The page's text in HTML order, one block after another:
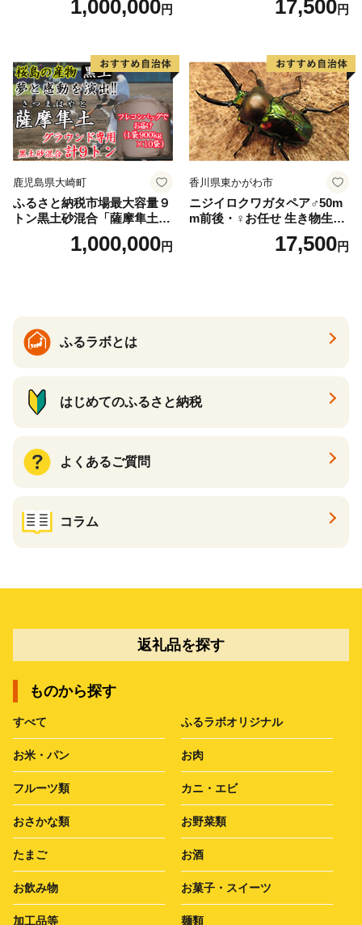
1,000,000円 17,500円
鹿児島県大崎町
ふるさと納税市場最大容量９
トン黒土砂混合「薩摩隼土」
（夢と感動の演出のグラウン
1,000,000円
香川県東かがわ市
ニジイロクワガタペア♂50m
m前後・♀お任せ 生き物生き
17,500円
ふるラボとは
はじめてのふるさと納税
よくあるご質問
コラム
返礼品を探す
ものから探す
すべて ふるラボオリジナル
お米・パン お肉
フルーツ類 カニ・エビ
おさかな類 お野菜類
たまご お酒
お飲み物 お菓子・スイーツ
加工品等 麺類